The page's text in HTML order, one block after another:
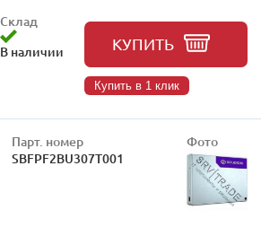
Склад
В наличии
КУПИТЬ
Купить в 1 клик
Парт. номер
SBFPF2BU307T001
Фото